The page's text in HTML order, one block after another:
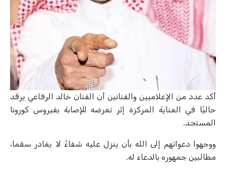
أكد عدد من الإعلاميين والفنانين أن الفنان خالد الرفاعي يرقد
حاليًا في ‏العناية المركزة إثر تعرضه للإصابة بفيروس كورونا
المستجد.‏
ووجهوا دعواتهم إلى الله بأن ينزل عليه شفاءً لا يغادر ‏سقما،
مطالبين جمهوره بالدعاء له.‏